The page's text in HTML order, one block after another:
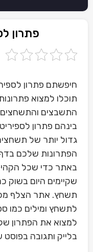
פתרון
חיפשתם פתרון
תוכלו למצוא
התשבצים
בינהם פתרון
גדול יותר של
הפתרונות שלכם
באתר כדי שכל
שקיימים היום בשוק
תשחץ. אתר הצלף
לתשחץ ומילים כמו
למצוא את הפתרון
בלייק ותגובה